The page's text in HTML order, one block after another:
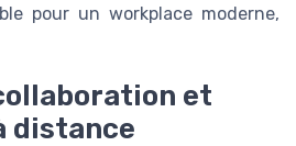
pour un workplace moderne,
et
distance